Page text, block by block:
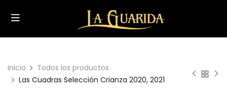
Inicio
Todos los productos
Las Cuadras Selección Crianza 2020, 2021